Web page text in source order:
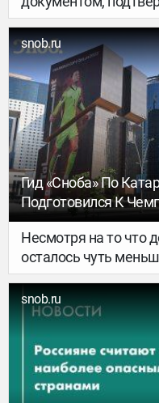
результат ПЦР-
самолете.
закрыты. Раньше на
могли прилететь
Евросоюза, другим
предоставить
snob.ru
Гид «Сноба» По
Подготовился К
Несмотря на то что
осталось чуть
матчи все еще
России. Для этого
в MATCH Hospitality
официальный
стоимость
оплатить его с
получится — нужна
snob.ru